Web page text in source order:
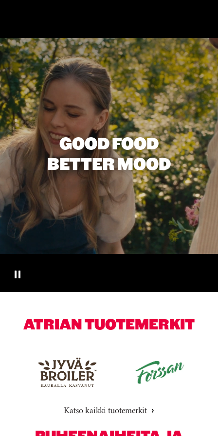
GOOD FOOD
BETTER MOOD
ATRIAN TUOTEMERKIT
Katso kaikki tuotemerkit